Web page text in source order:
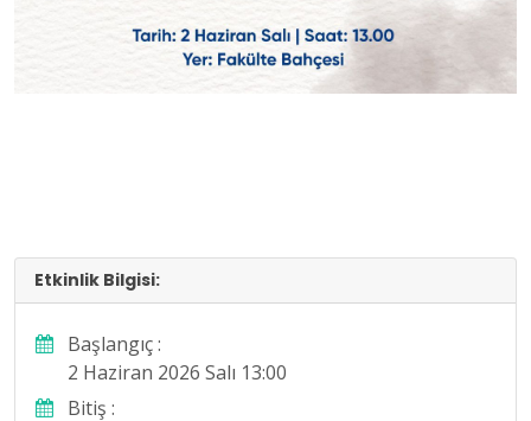
Etkinlik Bilgisi:
Başlangıç :
2 Haziran 2026 Salı 13:00
Bitiş :